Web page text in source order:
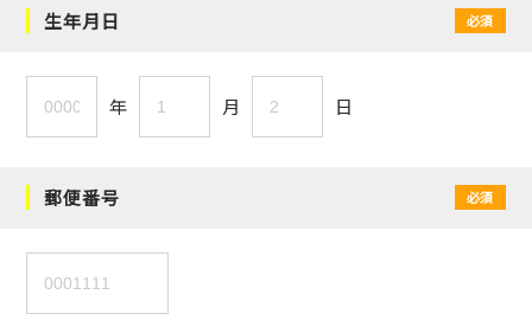
生年月日 必須
年 月 日
郵便番号 必須